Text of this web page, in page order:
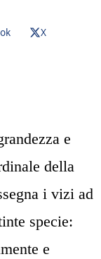
X
e
della
i vizi ad
specie:
e